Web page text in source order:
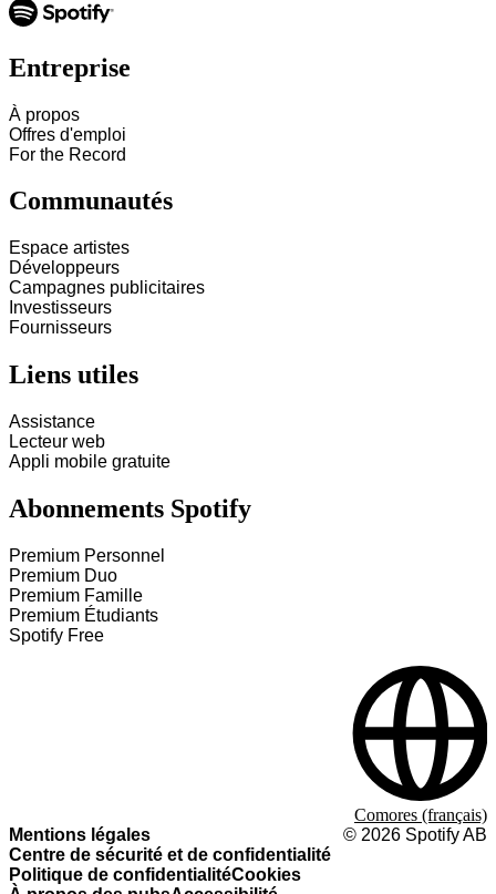
Entreprise
À propos
Offres d'emploi
For the Record
Communautés
Espace artistes
Développeurs
Campagnes publicitaires
Investisseurs
Fournisseurs
Liens utiles
Assistance
Lecteur web
Appli mobile gratuite
Abonnements Spotify
Premium Personnel
Premium Duo
Premium Famille
Premium Étudiants
Spotify Free
Mentions légales
Centre de sécurité et de confidentialité
Politique de confidentialitéCookies
© 2026 Spotify AB
Comores (français)